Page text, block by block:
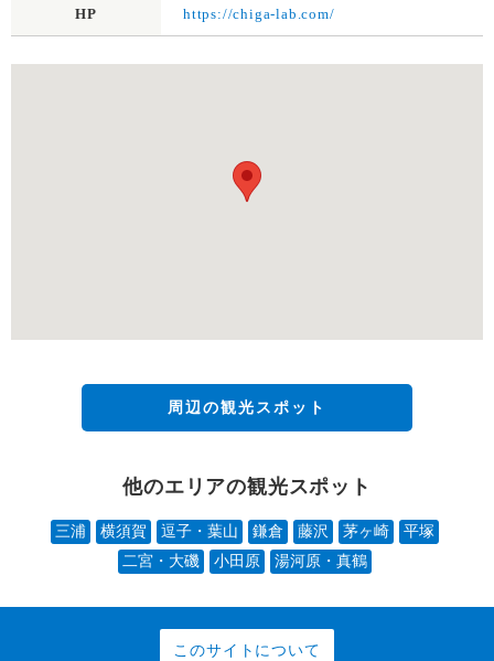
HP https://chiga-lab.com/
周辺の観光スポット
他のエリアの観光スポット
三浦 横須賀 逗子・葉山 鎌倉 藤沢 茅ヶ崎
平塚
二宮・大磯
小田原 湯河原・真鶴
このサイトについて